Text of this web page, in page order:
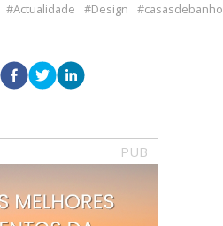
Actualidade Design casasdebanho
PUB